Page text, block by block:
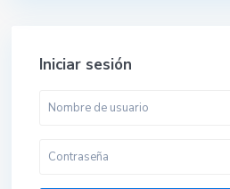
Iniciar sesión